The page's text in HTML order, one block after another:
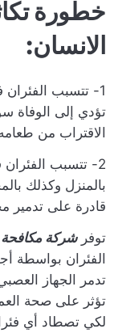
خطورة
الانسان:
1- تتسبب
تؤدي إلى الوفاة
الاقتراب من
2- تتسبب
بالمنزل وكذلك
قادرة على تدمير
توفر شركة مكافحة
الفئران بواسطة
تدمر الجهاز
تؤثر على صحة
لكي تصطاد أي